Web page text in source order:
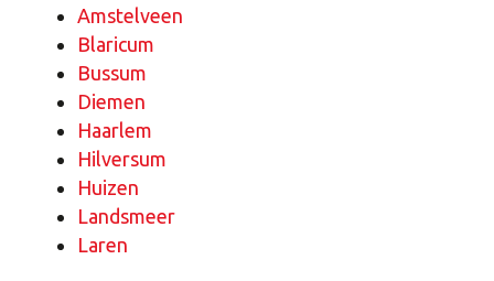
Amstelveen
Blaricum
Bussum
Diemen
Haarlem
Hilversum
Huizen
Landsmeer
Laren